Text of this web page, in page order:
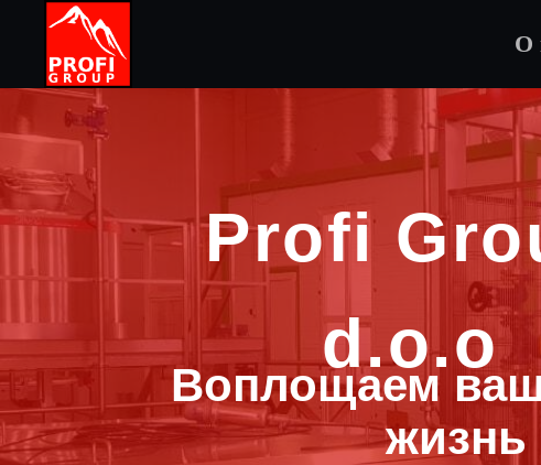
О
Воплощаем
жизнь
Profi
d.o.o